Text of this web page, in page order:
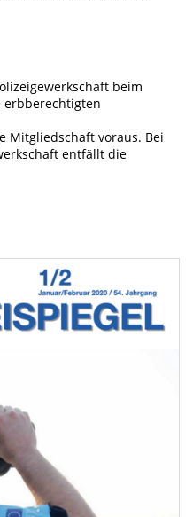
beim
erbberechtigten
Mitgliedschaft voraus. Bei
entfällt die